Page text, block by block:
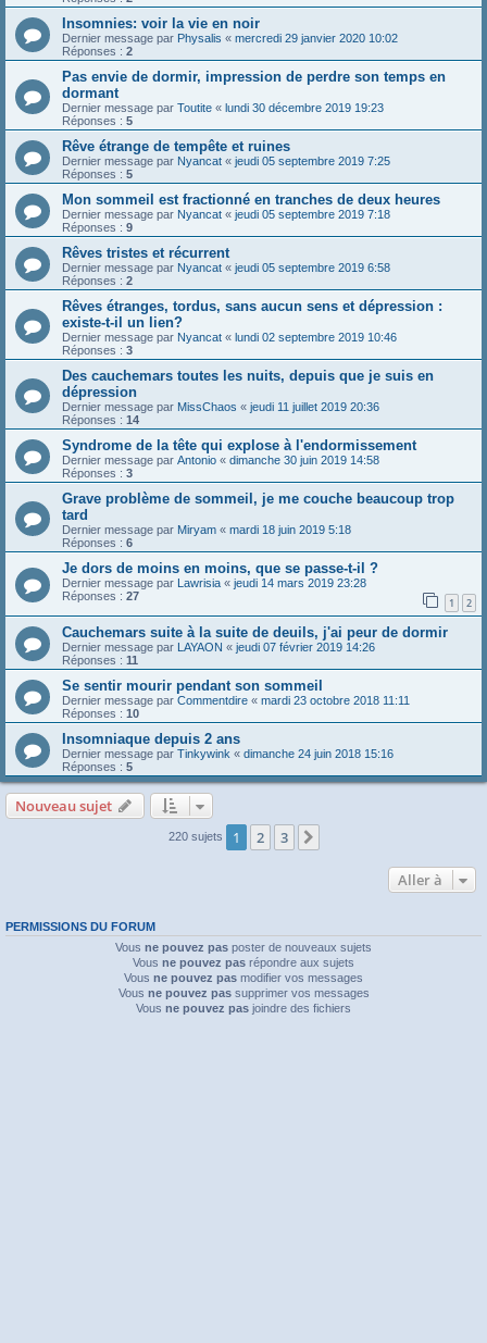
Insomnies: voir la vie en noir
Dernier message par Physalis « mercredi 29 janvier 2020 10:02
Réponses : 2
Pas envie de dormir, impression de perdre son temps en
dormant
Dernier message par Toutite « lundi 30 décembre 2019 19:23
Réponses : 5
Rêve étrange de tempête et ruines
Dernier message par Nyancat « jeudi 05 septembre 2019 7:25
Réponses : 5
Mon sommeil est fractionné en tranches de deux heures
Dernier message par Nyancat « jeudi 05 septembre 2019 7:18
Réponses : 9
Rêves tristes et récurrent
Dernier message par Nyancat « jeudi 05 septembre 2019 6:58
Réponses : 2
Rêves étranges, tordus, sans aucun sens et dépression :
existe-t-il un lien?
Dernier message par Nyancat « lundi 02 septembre 2019 10:46
Réponses : 3
Des cauchemars toutes les nuits, depuis que je suis en
dépression
Dernier message par MissChaos « jeudi 11 juillet 2019 20:36
Réponses : 14
Syndrome de la tête qui explose à l'endormissement
Dernier message par Antonio « dimanche 30 juin 2019 14:58
Réponses : 3
Grave problème de sommeil, je me couche beaucoup trop
tard
Dernier message par Miryam « mardi 18 juin 2019 5:18
Réponses : 6
Je dors de moins en moins, que se passe-t-il ?
Dernier message par Lawrisia « jeudi 14 mars 2019 23:28
Réponses : 27 1 2
Cauchemars suite à la suite de deuils, j'ai peur de dormir
Dernier message par LAYAON « jeudi 07 février 2019 14:26
Réponses : 11
Se sentir mourir pendant son sommeil
Dernier message par Commentdire « mardi 23 octobre 2018 11:11
Réponses : 10
Insomniaque depuis 2 ans
Dernier message par Tinkywink « dimanche 24 juin 2018 15:16
Réponses : 5
Nouveau sujet
220 sujets 1 2 3
Aller à
PERMISSIONS DU FORUM
Vous ne pouvez pas poster de nouveaux sujets
Vous ne pouvez pas répondre aux sujets
Vous ne pouvez pas modifier vos messages
Vous ne pouvez passupprimer vos messages
Vous ne pouvez pas joindre des fichiers